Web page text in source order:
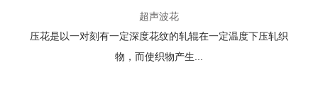
超声波花
压花是以一对刻有一定深度花纹的轧辊在一定温度下压轧织
物，而使织物产生...